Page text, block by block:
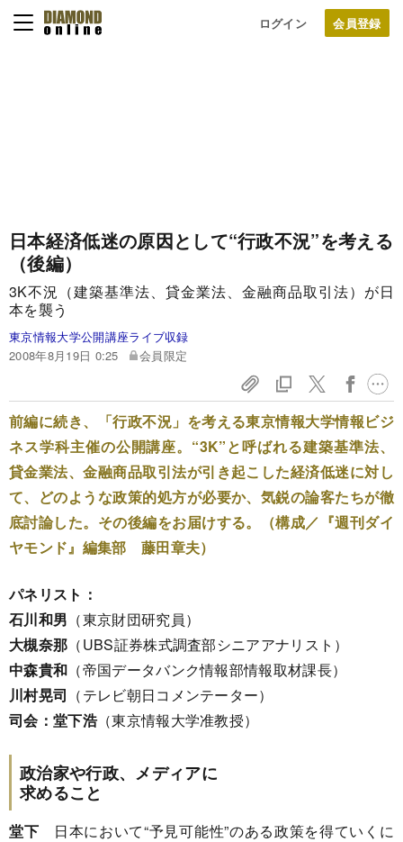
ログイン
日本経済低迷の原因として“行政不況”を考える
（後編）
3K不況（建築基準法、貸金業法、金融商品取引法）が日
本を襲う
東京情報大学公開講座ライブ収録
2008年8月19日 0:25
会員限定
前編に続き、「行政不況」を考える東京情報大学情報ビジ
ネス学科主催の公開講座。“3K”と呼ばれる建築基準法、
貸金業法、金融商品取引法が引き起こした経済低迷に対し
て、どのような政策的処方が必要か、気鋭の論客たちが徹
底討論した。その後編をお届けする。（構成／『週刊ダイ
ヤモンド』編集部 藤田章夫）
パネリスト：
石川和男 （東京財団研究員）
大槻奈那 （UBS証券株式調査部シニアアナリスト）
中森貴和 （帝国データバンク情報部情報取材課長）
川村晃司 （テレビ朝日コメンテーター）
司会：堂下浩（東京情報大学准教授）
政治家や行政、メディアに
求めること
堂下 日本において“予見可能性”のある政策を得ていくに